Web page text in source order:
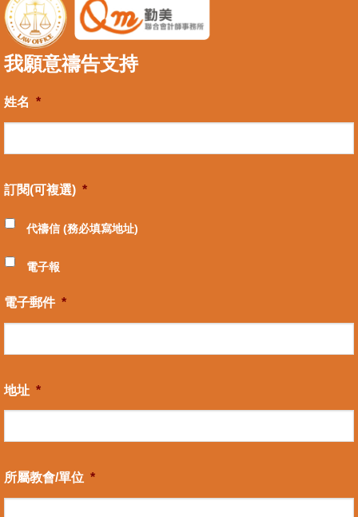
我願意禱告支持
姓名 *
訂閱(可複選) *
代禱信 (務必填寫地址)
電子報
電子郵件 *
地址 *
所屬教會/單位 *